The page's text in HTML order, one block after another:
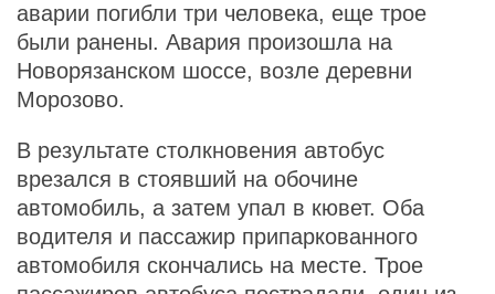
аварии погибли три человека, еще трое
были ранены. Авария произошла на
Новорязанском шоссе, возле деревни
Морозово.
В результате столкновения автобус
врезался в стоявший на обочине
автомобиль, а затем упал в кювет. Оба
водителя и пассажир припаркованного
автомобиля скончались на месте. Трое